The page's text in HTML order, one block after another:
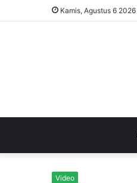
Kamis, Agustus 6 2026
Video